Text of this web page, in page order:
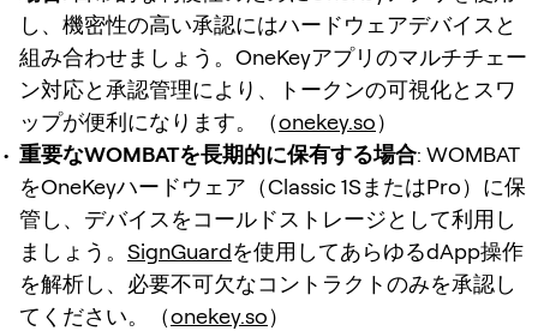
し、機密性の高い承認にはハードウェアデバイスと
組み合わせましょう。OneKeyアプリのマルチチェー
ン対応と承認管理により、トークンの可視化とスワ
ップが便利になります。（onekey.so）
重要なWOMBATを長期的に保有する場合: WOMBAT
をOneKeyハードウェア（Classic 1SまたはPro）に保
管し、デバイスをコールドストレージとして利用し
ましょう。 SignGuardを使用してあらゆるdApp操作
を解析し、必要不可欠なコントラクトのみを承認し
てください。（onekey.so）